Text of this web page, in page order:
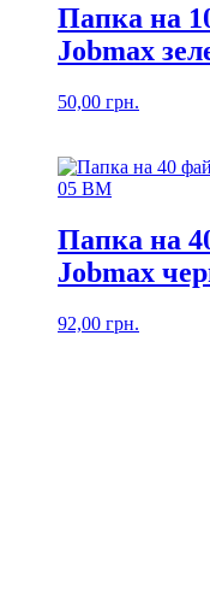
Папка на
Jobmax
50,00 грн.
Папка на
Jobmax
92,00 грн.